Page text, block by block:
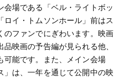
場である「ベル・ライトボッ
ロイ・トムソンホール」前はス
のファンでにぎわいます。映画
映画の予告編が見られる他、
可能です。また、メイン会場
」は、一年を通じて公開中の映